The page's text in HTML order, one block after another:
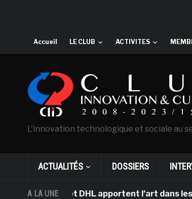
Accueil LE CLUB ACTIVITES
L'innovation technologique et sociale au
ACTUALITÉS DOSSIERS
A LA UNEet DHL apportent l’art dans les